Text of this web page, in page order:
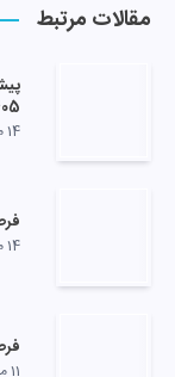
مقالات مرتبط
14 مرداد 1405
14 مرداد 1405
11 مرداد 1405